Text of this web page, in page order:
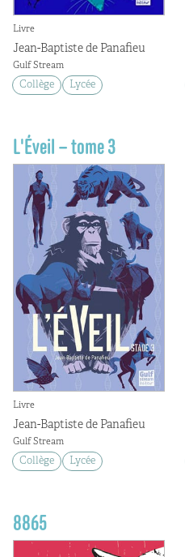
Livre
Jean-Baptiste de Panafieu
Gulf Stream
Collège Lycée
L'Éveil – tome 3
Livre
Jean-Baptiste de Panafieu
Gulf Stream
Collège Lycée
8865